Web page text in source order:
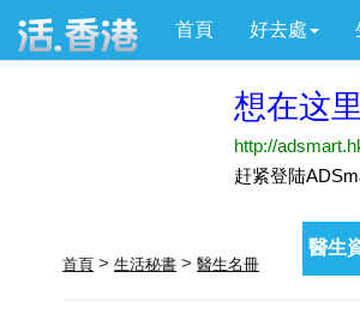
首頁 好去處
首頁 > 生活秘書 > 醫生名冊
醫生